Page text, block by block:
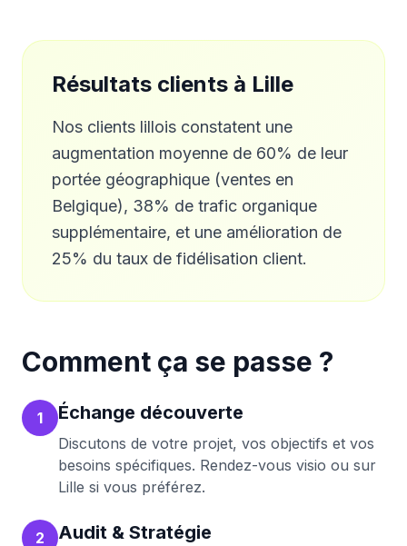
Résultats clients à Lille
Nos clients lillois constatent une
augmentation moyenne de 60% de leur
portée géographique (ventes en
Belgique), 38% de trafic organique
supplémentaire, et une amélioration de
25% du taux de fidélisation client.
Comment ça se passe ?
1 Échange découverte
Discutons de votre projet, vos objectifs et vos
besoins spécifiques. Rendez-vous visio ou sur
Lille si vous préférez.
2 Audit & Stratégie